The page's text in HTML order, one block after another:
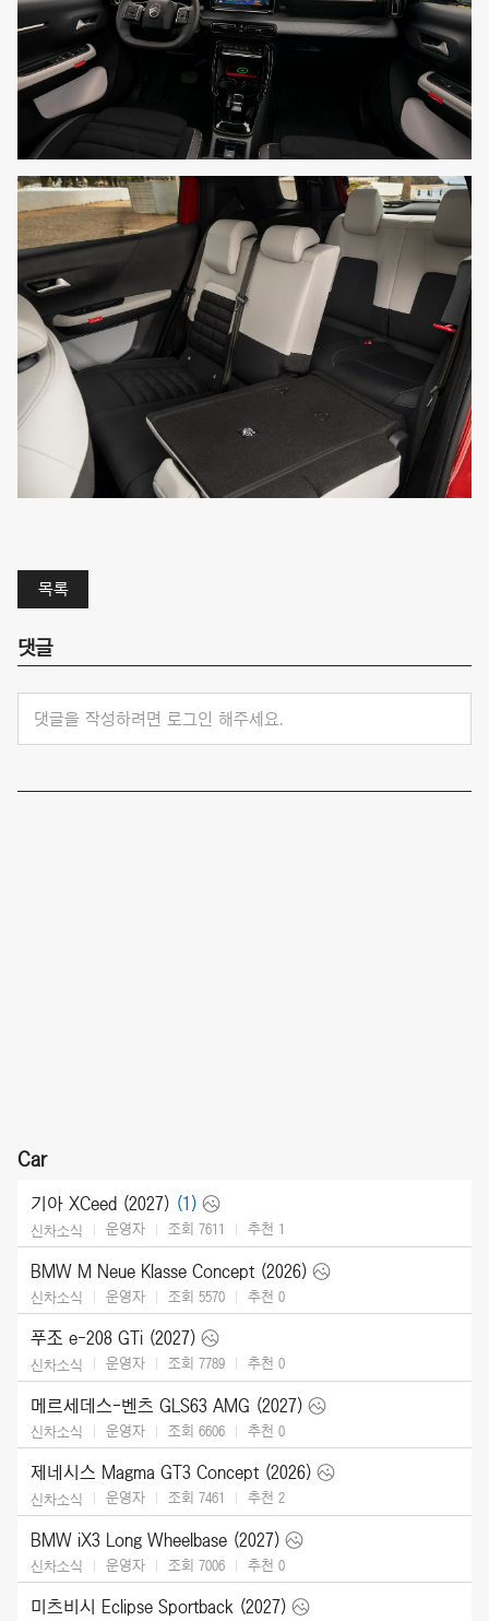
목록
댓글
댓글을 작성하려면 로그인 해주세요.
Car
기아 XCeed (2027) (1)
신차소식 운영자 조회 7611 추천 1
BMW M Neue Klasse Concept (2026)
신차소식 운영자 조회 5570 추천 0
푸조 e-208 GTi (2027)
신차소식 운영자 조회 7789 추천 0
메르세데스-벤츠 GLS63 AMG (2027)
신차소식 운영자 조회 6606 추천 0
제네시스 Magma GT3 Concept (2026)
신차소식 운영자 조회 7461 추천 2
BMW iX3 Long Wheelbase (2027)
신차소식 운영자 조회 7006 추천 0
미츠비시 Eclipse Sportback (2027)